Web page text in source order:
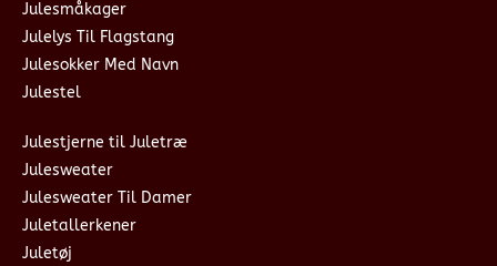
Julesmåkager
Julelys Til Flagstang
Julesokker Med Navn
Julestel
Julestjerne til Juletræ
Julesweater
Julesweater Til Damer
Juletallerkener
Juletøj